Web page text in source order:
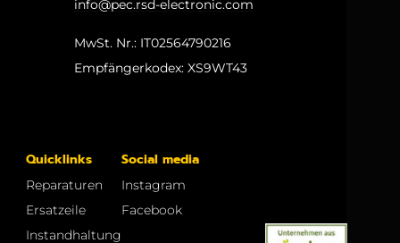
info@pec.rsd-electronic.com
MwSt. Nr.: IT02564790216
Empfängerkodex: XS9WT43
Quicklinks
Reparaturen
Ersatzeile
Instandhaltung
Social media
Instagram
Facebook